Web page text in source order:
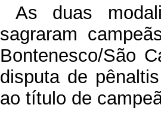
As duas
sagraram
Bontenesco/São
disputa de
ao título de